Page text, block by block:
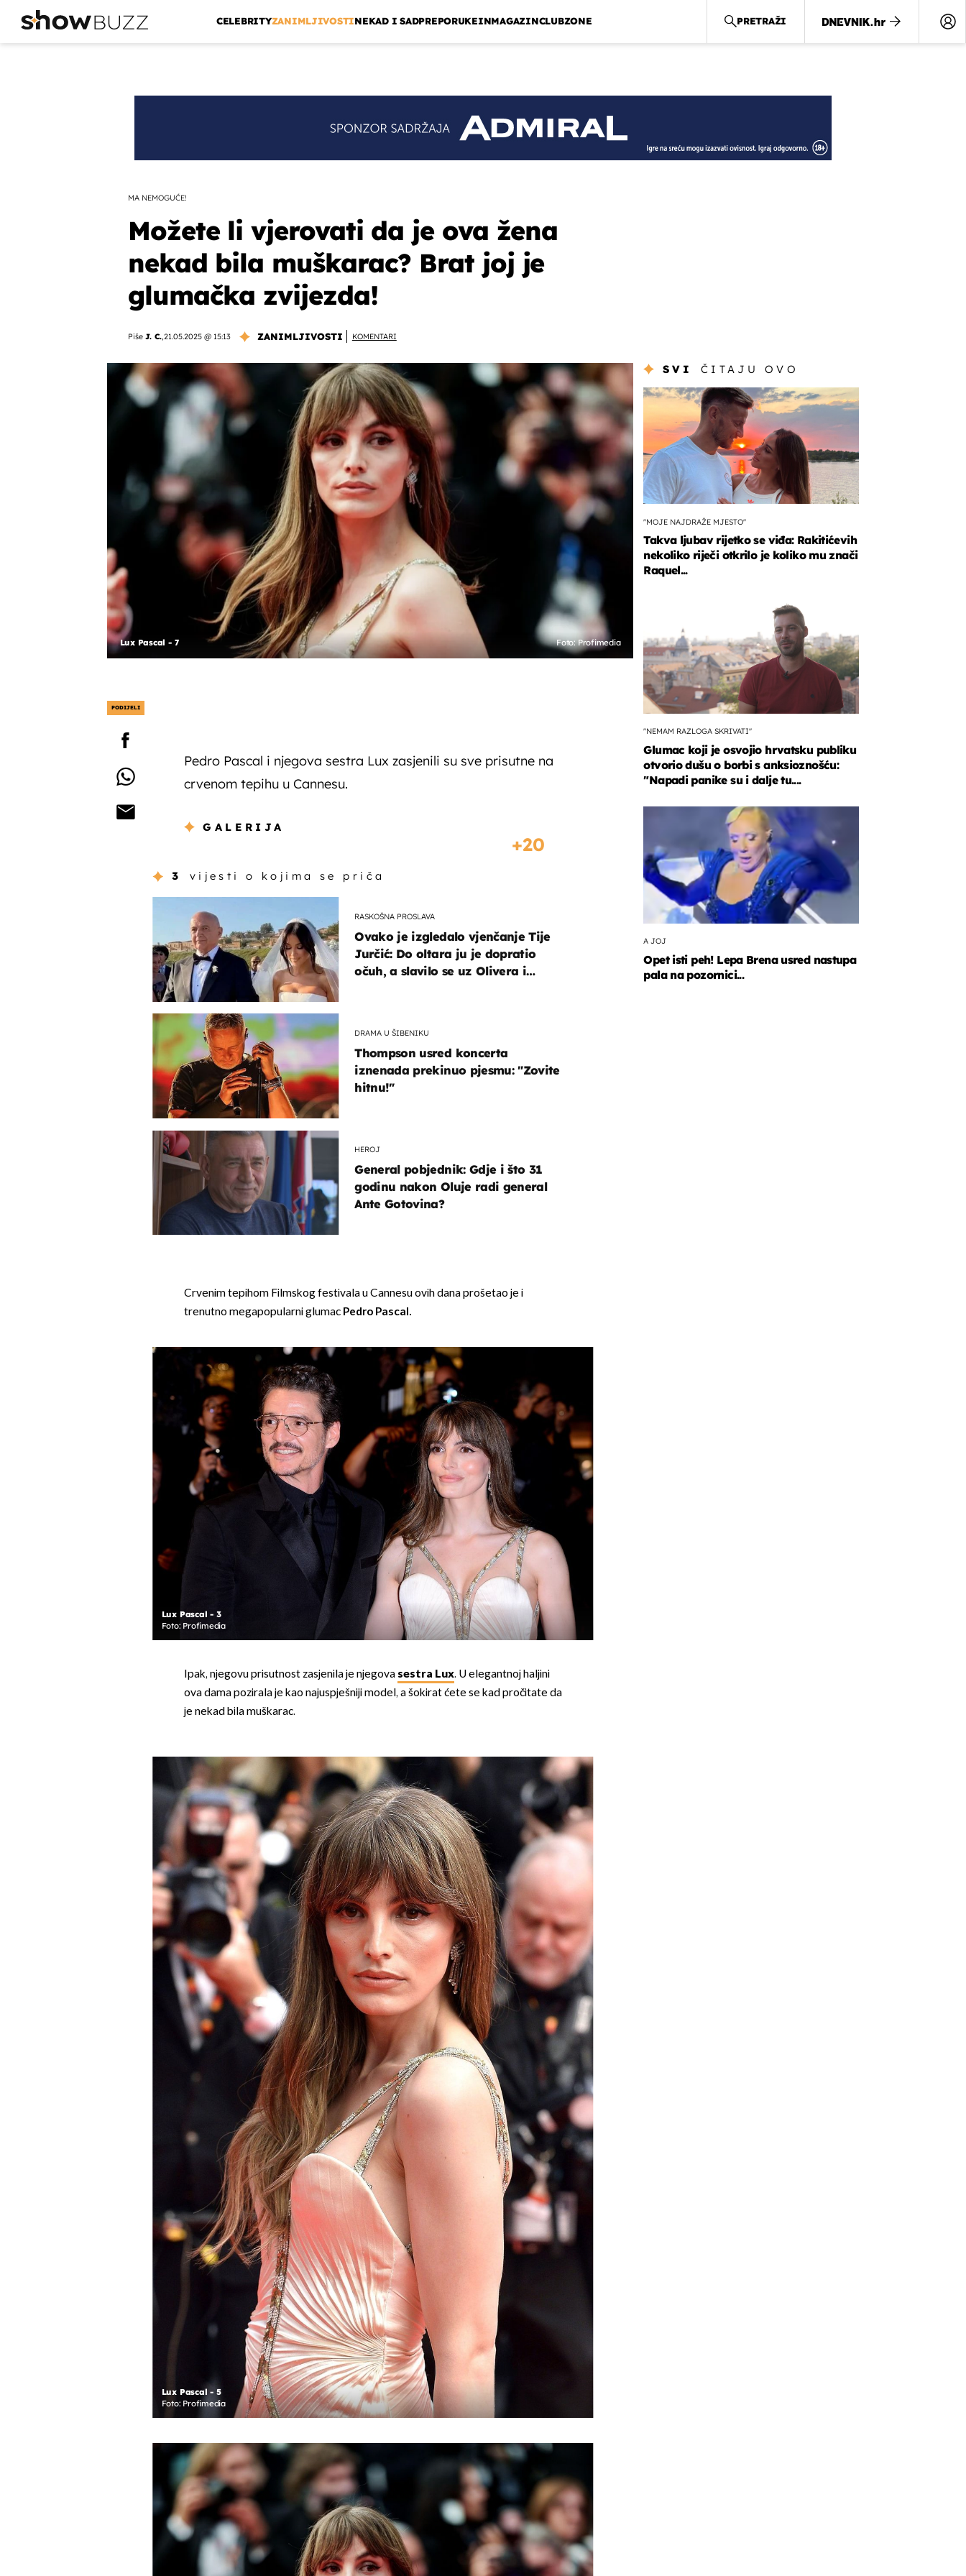
CELEBRITYZANIMLJIVOSTINEKAD I SADPREPORUKEINMAGAZINCLUBZONE PRETRAŽI
MA NEMOGUĆE!
Možete li vjerovati da je ova žena
nekad bila muškarac? Brat joj je
glumačka zvijezda!
Piše J. C.,21.05.2025 @ 15:13 ZANIMLJIVOSTI KOMENTARI
Lux Pascal - 7 Foto: Profimedia
PODIJELI
Pedro Pascal i njegova sestra Lux zasjenili su sve prisutne na
crvenom tepihu u Cannesu.
GALERIJA
20
3 vijesti o kojima se priča
RASKOŠNA PROSLAVA
Ovako je izgledalo vjenčanje Tije
Jurčić: Do oltara ju je dopratio
očuh, a slavilo se uz Olivera i
DRAMA U ŠIBENIKU
Thompson usred koncerta
iznenada prekinuo pjesmu: "Zovite
hitnu!"
HEROJ
General pobjednik: Gdje i što 31
godinu nakon Oluje radi general
Ante Gotovina?
Crvenim tepihom Filmskog festivala u Cannesu ovih dana prošetao je i
trenutno megapopularni glumac Pedro Pascal.
Lux Pascal - 3
Foto: Profimedia
Ipak, njegovu prisutnost zasjenila je njegova sestra Lux. U elegantnoj haljini
ova dama pozirala je kao najuspješniji model, a šokirat ćete se kad pročitate da
je nekad bila muškarac.
Lux Pascal - 5
Foto: Profimedia
SVI ČITAJU OVO
"MOJE NAJDRAŽE MJESTO"
Takva ljubav rijetko se viđa: Rakitićevih
nekoliko riječi otkrilo je koliko mu znači
Raquel...
"NEMAM RAZLOGA SKRIVATI"
Glumac koji je osvojio hrvatsku publiku
otvorio dušu o borbi s anksioznošću:
"Napadi panike su i dalje tu....
A JOJ
Opet isti peh! Lepa Brena usred nastupa
pala na pozornici...